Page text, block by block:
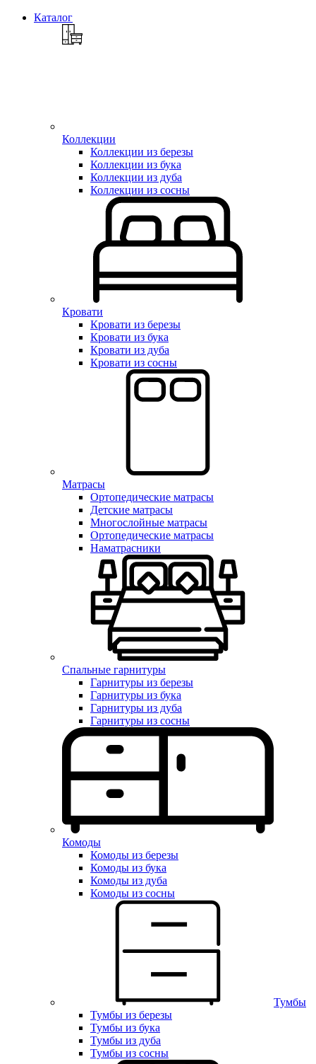
Каталог
Коллекции
Коллекции из березы
Коллекции из бука
Коллекции из дуба
Коллекции из сосны
Кровати
Кровати из березы
Кровати из бука
Кровати из дуба
Кровати из сосны
Матрасы
Ортопедические матрасы
Детские матрасы
Многослойные матрасы
Ортопедические матрасы
Наматрасники
Спальные гарнитуры
Гарнитуры из березы
Гарнитуры из бука
Гарнитуры из дуба
Гарнитуры из сосны
Комоды
Комоды из березы
Комоды из бука
Комоды из дуба
Комоды из сосны
Тумбы
Тумбы из березы
Тумбы из бука
Тумбы из дуба
Тумбы из сосны